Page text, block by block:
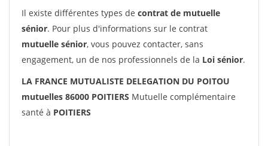
Il existe différentes types de contrat de mutuelle
sénior. Pour plus d'informations sur le contrat
mutuelle sénior, vous pouvez contacter, sans
engagement, un de nos professionnels de la Loi sénior.
LA FRANCE MUTUALISTE DELEGATION DU POITOU
mutuelles 86000 POITIERS Mutuelle complémentaire
santé à POITIERS